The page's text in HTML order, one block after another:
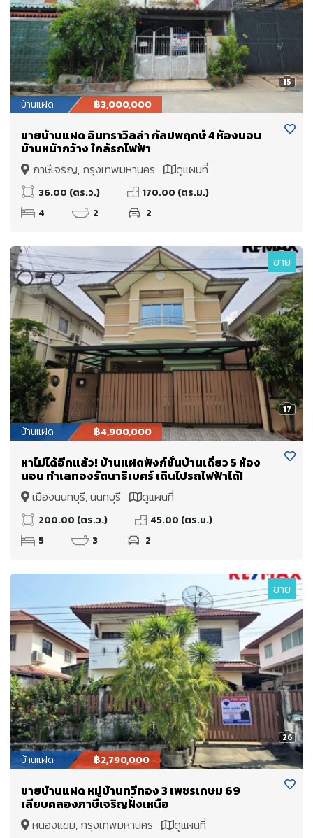
15
บ้านแฝด ฿3,000,000
ขายบ้านแฝด อินทราวิลล่า กัลปพฤกษ์ 4 ห้องนอน
บ้านหน้ากว้าง ใกล้รถไฟฟ้า
ภาษีเจริญ, กรุงเทพมหานคร
ดูแผนที่
36.00 (ตร.ว.)
170.00 (ตร.ม.)
4
2 2
17
ขาย
บ้านแฝด ฿4,900,000
หาไม่ได้อีกแล้ว! บ้านแฝดฟังก์ชั่นบ้านเดี่ยว 5 ห้อง
นอน ทำเลทองรัตนาธิเบศร์ เดินไปรถไฟฟ้าได้!
เมืองนนทบุรี, นนทบุรี
ดูแผนที่
200.00 (ตร.ว.)
45.00 (ตร.ม.)
5
3 2
26
ขาย
บ้านแฝด ฿2,790,000
ขายบ้านแฝด หมู่บ้านทวีทอง 3 เพชรเกษม 69
เลียบคลองภาษีเจริญฝั่งเหนือ
หนองแขม, กรุงเทพมหานคร
ดูแผนที่